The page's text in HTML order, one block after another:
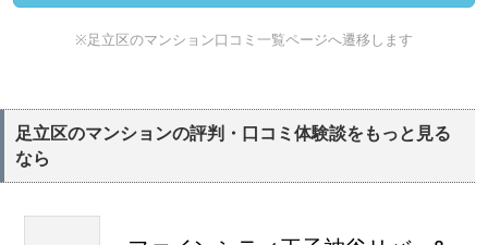
※足立区のマンション口コミ一覧ページへ遷移します
足立区のマンションの評判・口コミ体験談をもっと見る
なら